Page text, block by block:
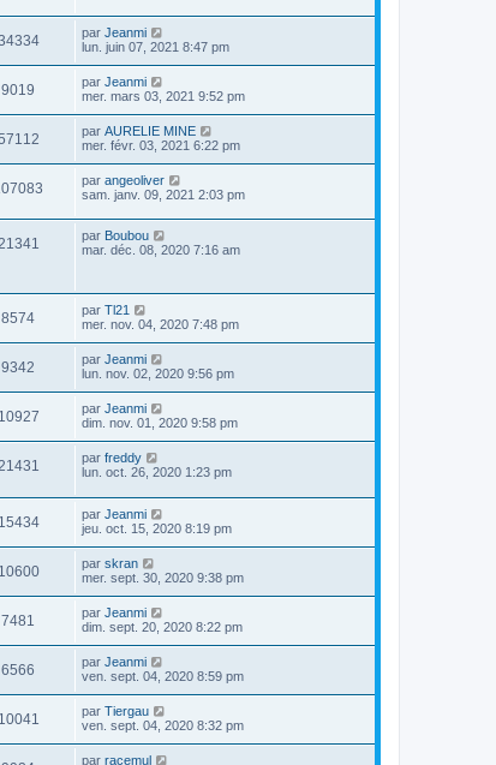
par Jeanmi
lun. juin 07, 2021 8:47 pm
9019 par Jeanmi
mer. mars 03, 2021 9:52 pm
par AURELIE MINE
mer. févr. 03, 2021 6:22 pm
par angeoliver
sam. janv. 09, 2021 2:03 pm
par Boubou
mar. déc. 08, 2020 7:16 am
8574 par Tl21
mer. nov. 04, 2020 7:48 pm
9342 par Jeanmi
lun. nov. 02, 2020 9:56 pm
10927 par Jeanmi
dim. nov. 01, 2020 9:58 pm
par freddy
lun. oct. 26, 2020 1:23 pm
15434 par Jeanmi
jeu. oct. 15, 2020 8:19 pm
10600 par skran
mer. sept. 30, 2020 9:38 pm
7481 par Jeanmi
dim. sept. 20, 2020 8:22 pm
6566 par Jeanmi
ven. sept. 04, 2020 8:59 pm
10041 par Tiergau
ven. sept. 04, 2020 8:32 pm
par racemul